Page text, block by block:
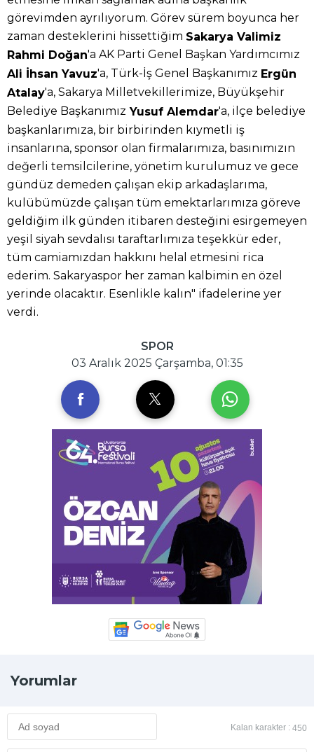
görevimden ayrılıyorum. Görev sürem boyunca her
zaman desteklerini hissettiğim Sakarya Valimiz
Rahmi Doğan'a AK Parti Genel Başkan Yardımcımız
Ali İhsan Yavuz'a, Türk-İş Genel Başkanımız Ergün
Atalay'a, Sakarya Milletvekillerimize, Büyükşehir
Belediye Başkanımız Yusuf Alemdar'a, ilçe belediye
başkanlarımıza, bir birbirinden kıymetli iş
insanlarına, sponsor olan firmalarımıza, basınımızın
değerli temsilcilerine, yönetim kurulumuz ve gece
gündüz demeden çalışan ekip arkadaşlarıma,
kulübümüzde çalışan tüm emektarlarımıza göreve
geldiğim ilk günden itibaren desteğini esirgemeyen
yeşil siyah sevdalısı taraftarlımıza teşekkür eder,
tüm camiamızdan hakkını helal etmesini rica
ederim. Sakaryaspor her zaman kalbimin en özel
yerinde olacaktır. Esenlikle kalın" ifadelerine yer
verdi.
SPOR
03 Aralık 2025 Çarşamba, 01:35
Yorumlar
Kalan karakter : 450